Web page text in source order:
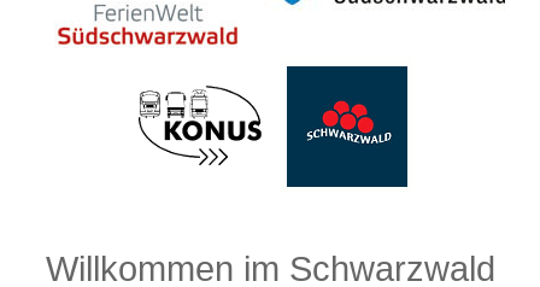
Willkommen im Schwarzwald